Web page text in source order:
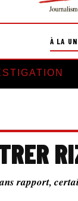
À LA
rapport,